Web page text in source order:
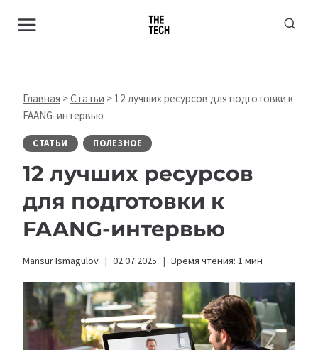
Главная >Статьи > 12 лучших ресурсов для подготовки к
FAANG-интервью
СТАТЬИ ПОЛЕЗНОЕ
12 лучших ресурсов
для подготовки к
FAANG-интервью
Mansur Ismagulov 02.07.2025 Время чтения: 1 мин